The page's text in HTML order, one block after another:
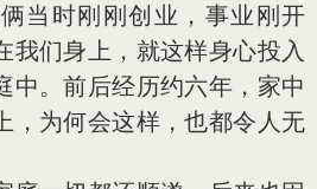
当时刚刚创业，事业刚开
我们身上，就这样身心投入
中。前后经历约六年，家中
，为何会这样，也都令人无